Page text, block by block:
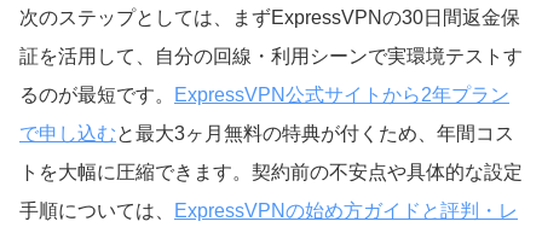
次のステップとしては、まずExpressVPNの30日間返金保
証を活用して、自分の回線・利用シーンで実環境テストす
るのが最短です。
ExpressVPN公式サイトから2年プラン
で申し込むと最大3ヶ月無料の特典が付くため、年間コス
トを大幅に圧縮できます。契約前の不安点や具体的な設定
手順については、
ExpressVPNの始め方ガイドと評判・レ